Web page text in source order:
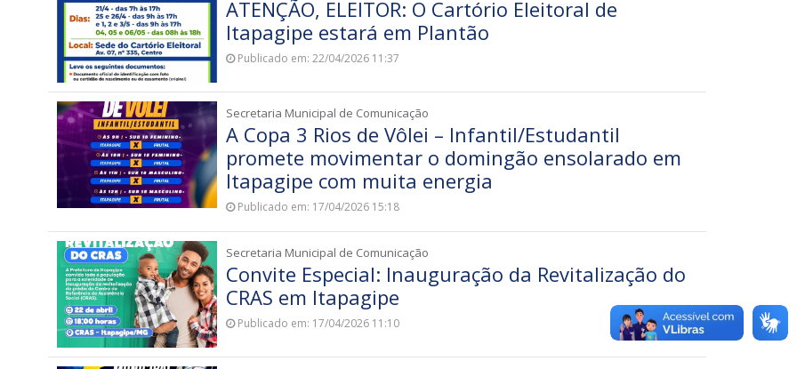
ATENÇÃO, ELEITOR: O Cartório Eleitoral de
Itapagipe estará em Plantão
Publicado em: 22/04/2026 11:37
Secretaria Municipal de Comunicação
A Copa 3 Rios de Vôlei – Infantil/Estudantil
promete movimentar o domingão ensolarado em
Itapagipe com muita energia
Publicado em: 17/04/2026 15:18
Secretaria Municipal de Comunicação
Convite Especial: Inauguração da Revitalização do
CRAS em Itapagipe
Publicado em: 17/04/2026 11:10